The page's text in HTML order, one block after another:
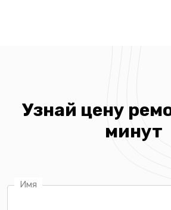
Узнай цену
минут
Имя